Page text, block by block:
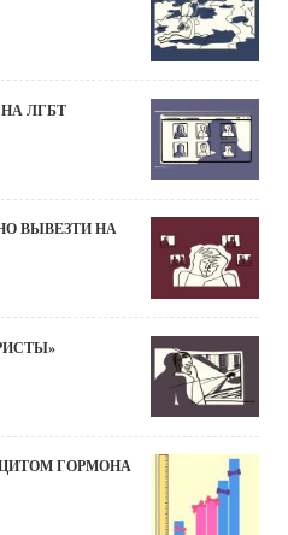
ЛГБТ
ВЫВЕЗТИ НА
ГОРМОНА